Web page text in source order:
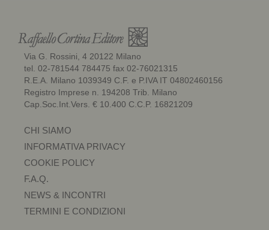
Via G. Rossini, 4 20122 Milano
tel. 02-781544 784475 fax 02-76021315
R.E.A. Milano 1039349 C.F. e P.IVA IT 04802460156
Registro Imprese n. 194208 Trib. Milano
Cap.Soc.Int.Vers. € 10.400 C.C.P. 16821209
CHI SIAMO
INFORMATIVA PRIVACY
COOKIE POLICY
F.A.Q.
NEWS & INCONTRI
TERMINI E CONDIZIONI